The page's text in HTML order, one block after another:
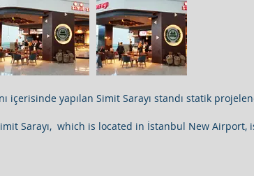
içerisinde yapılan Simit Sarayı standı statik
Sarayı, which is located in İstanbul New Airport,